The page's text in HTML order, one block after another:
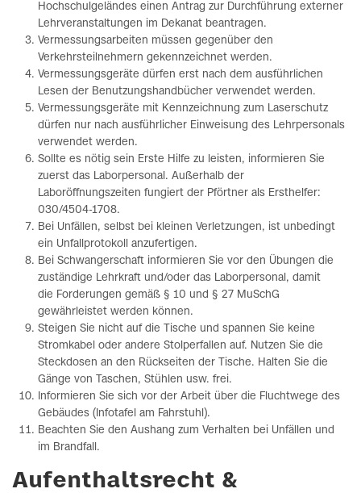
Hochschulgeländes einen Antrag zur Durchführung externer
Lehrveranstaltungen im Dekanat beantragen.
Vermessungsarbeiten müssen gegenüber den
Verkehrsteilnehmern gekennzeichnet werden.
Vermessungsgeräte dürfen erst nach dem ausführlichen
Lesen der Benutzungshandbücher verwendet werden.
Vermessungsgeräte mit Kennzeichnung zum Laserschutz
dürfen nur nach ausführlicher Einweisung des Lehrpersonals
verwendet werden.
Sollte es nötig sein Erste Hilfe zu leisten, informieren Sie
zuerst das Laborpersonal. Außerhalb der
Laboröffnungszeiten fungiert der Pförtner als Ersthelfer:
030/4504‐1708.
Bei Unfällen, selbst bei kleinen Verletzungen, ist unbedingt
ein Unfallprotokoll anzufertigen.
Bei Schwangerschaft informieren Sie vor den Übungen die
zuständige Lehrkraft und/oder das Laborpersonal, damit
die Forderungen gemäß § 10 und § 27 MuSchG
gewährleistet werden können.
Steigen Sie nicht auf die Tische und spannen Sie keine
Stromkabel oder andere Stolperfallen auf. Nutzen Sie die
Steckdosen an den Rückseiten der Tische. Halten Sie die
Gänge von Taschen, Stühlen usw. frei.
Informieren Sie sich vor der Arbeit über die Fluchtwege des
Gebäudes (Infotafel am Fahrstuhl).
Beachten Sie den Aushang zum Verhalten bei Unfällen und
im Brandfall.
Aufenthaltsrecht &